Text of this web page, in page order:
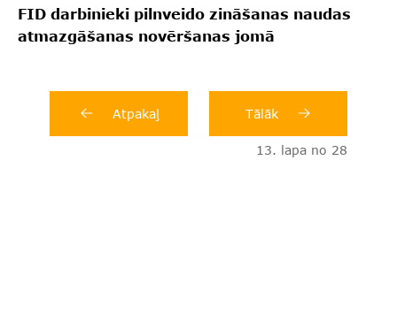
FID darbinieki pilnveido zināšanas naudas
atmazgāšanas novēršanas jomā
Atpakaļ Tālāk
13. lapa no 28